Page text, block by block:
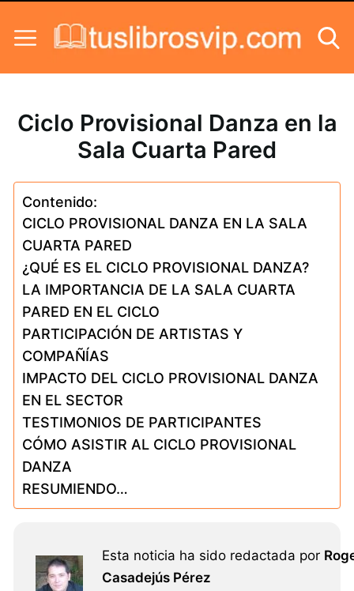
Ciclo Provisional Danza en la
Sala Cuarta Pared
Contenido:
CICLO PROVISIONAL DANZA EN LA SALA
CUARTA PARED
¿QUÉ ES EL CICLO PROVISIONAL DANZA?
LA IMPORTANCIA DE LA SALA CUARTA
PARED EN EL CICLO
PARTICIPACIÓN DE ARTISTAS Y
COMPAÑÍAS
IMPACTO DEL CICLO PROVISIONAL DANZA
EN EL SECTOR
TESTIMONIOS DE PARTICIPANTES
CÓMO ASISTIR AL CICLO PROVISIONAL
DANZA
RESUMIENDO…
Esta noticia ha sido redactada por
Casadejús Pérez